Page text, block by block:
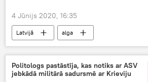
4 Jūnijs 2020, 16:35
Latvijā alga
Politologs pastāstīja, kas notiks ar ASV
jebkādā militārā sadursmē ar Krieviju